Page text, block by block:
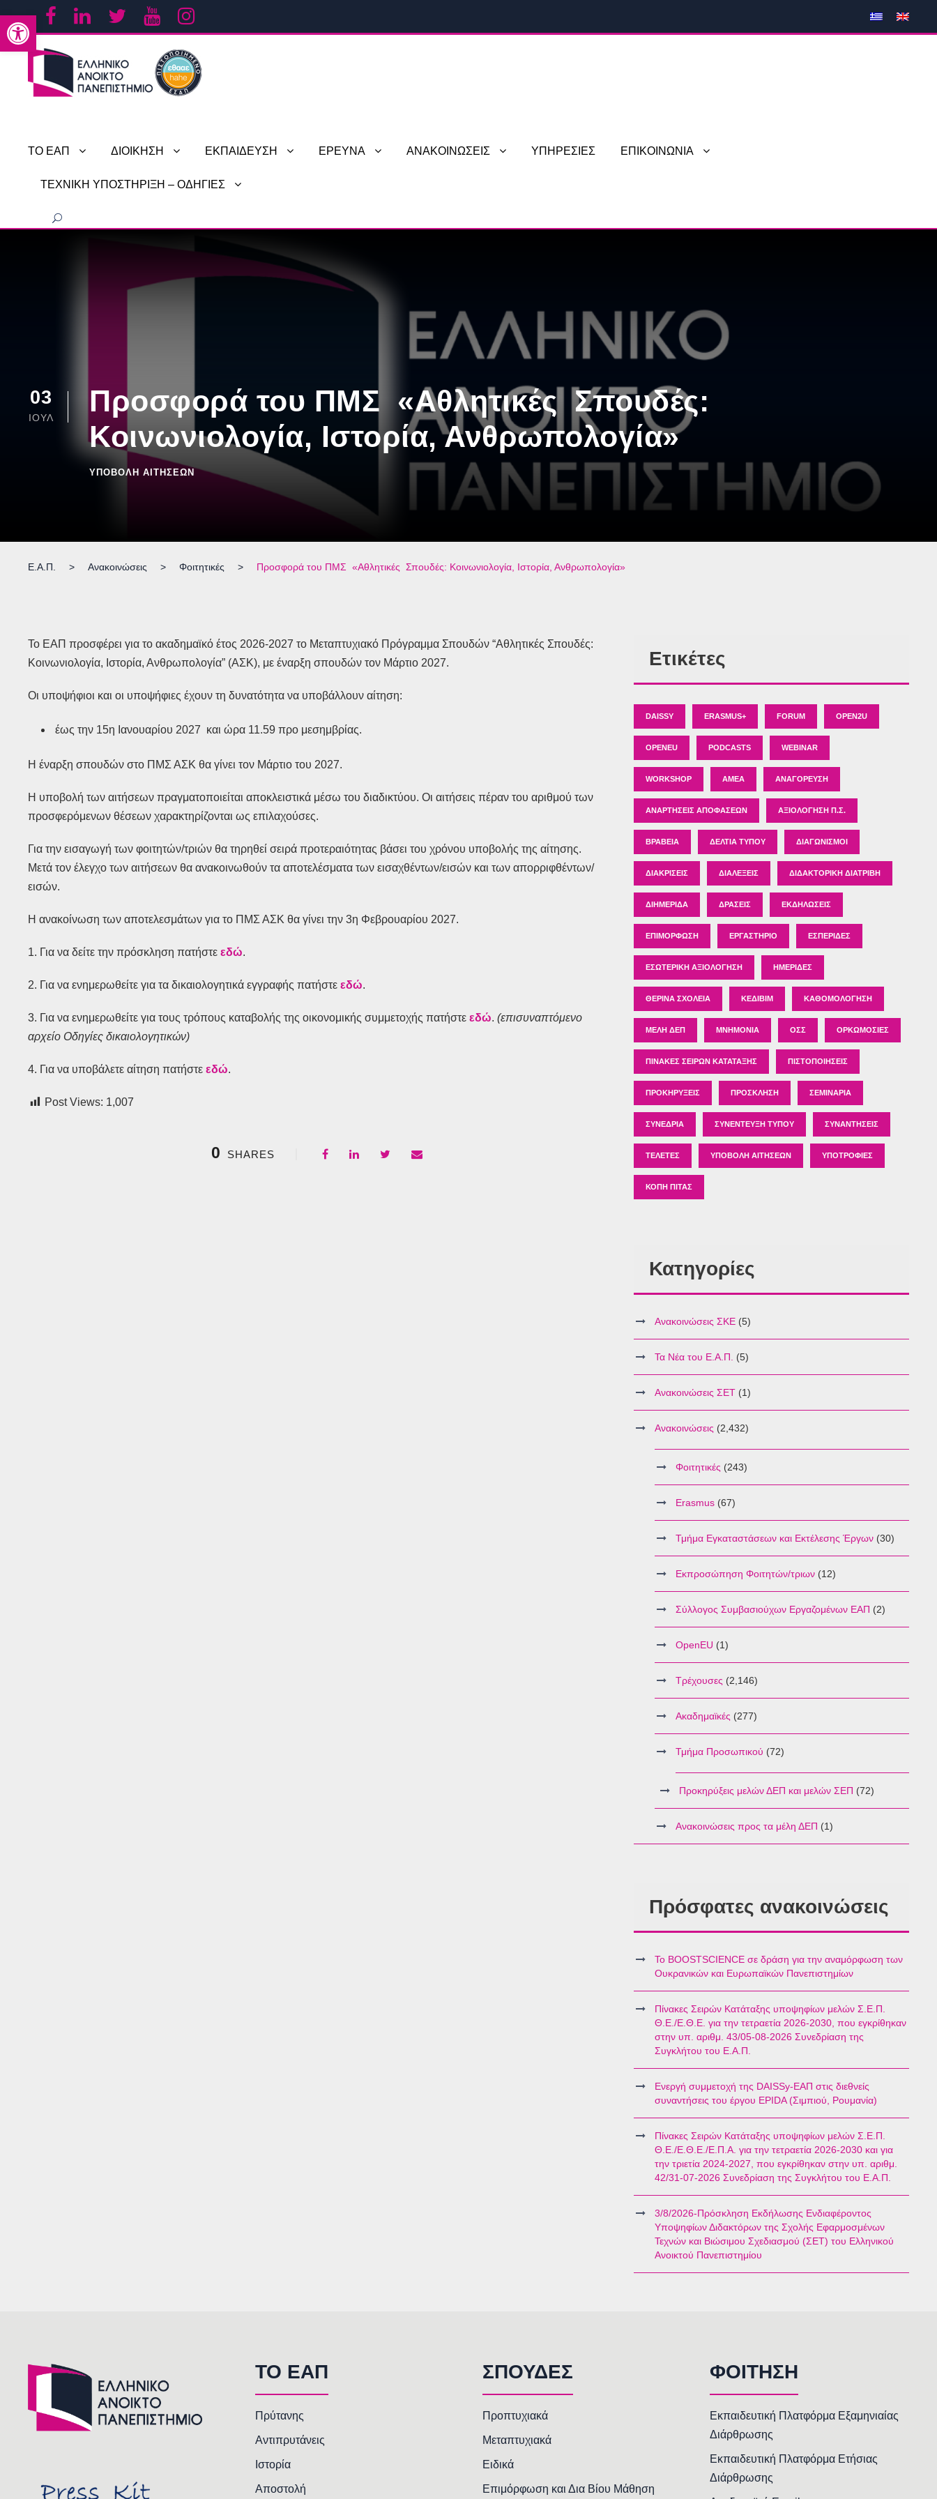
Ανοίξτε τη γραμμή εργαλείων
ΤΟ ΕΑΠ ΔΙΟΙΚΗΣΗ ΕΚΠΑΙΔΕΥΣΗ ΕΡΕΥΝΑ ΑΝΑΚΟΙΝΩΣΕΙΣ ΥΠΗΡΕΣΙΕΣ ΕΠΙΚΟΙΝΩΝΙΑ
ΤΕΧΝΙΚΗ ΥΠΟΣΤΗΡΙΞΗ – ΟΔΗΓΙΕΣ
03
ΙΟΎΛ
Προσφορά του ΠΜΣ «Αθλητικές Σπουδές:
Κοινωνιολογία, Ιστορία, Ανθρωπολογία»
ΥΠΟΒΟΛΉ ΑΙΤΉΣΕΩΝ
Ε.Α.Π. > Ανακοινώσεις > Φοιτητικές > Προσφορά του ΠΜΣ «Αθλητικές Σπουδές: Κοινωνιολογία, Ιστορία, Ανθρωπολογία»
Το ΕΑΠ προσφέρει για το ακαδημαϊκό έτος 2026-2027 το Μεταπτυχιακό Πρόγραμμα Σπουδών “Αθλητικές Σπουδές:
Κοινωνιολογία, Ιστορία, Ανθρωπολογία” (ΑΣΚ), με έναρξη σπουδών τον Μάρτιο 2027.
Οι υποψήφιοι και οι υποψήφιες έχουν τη δυνατότητα να υποβάλλουν αίτηση:
έως την 15η Ιανουαρίου 2027 και ώρα 11.59 προ μεσημβρίας.
Η έναρξη σπουδών στο ΠΜΣ ΑΣΚ θα γίνει τον Μάρτιο του 2027.
Η υποβολή των αιτήσεων πραγματοποιείται αποκλειστικά μέσω του διαδικτύου. Οι αιτήσεις πέραν του αριθμού των
προσφερόμενων θέσεων χαρακτηρίζονται ως επιλαχούσες.
Για την εισαγωγή των φοιτητών/τριών θα τηρηθεί σειρά προτεραιότητας βάσει του χρόνου υποβολής της αίτησης.
Μετά τον έλεγχο των αιτήσεων θα ανακοινωθούν τα αποτελέσματα των εισαχθέντων/εισών και των απορριφθέντων/
εισών.
Η ανακοίνωση των αποτελεσμάτων για το ΠΜΣ ΑΣΚ θα γίνει την 3η Φεβρουαρίου 2027.
1. Για να δείτε την πρόσκληση πατήστε εδώ.
2. Για να ενημερωθείτε για τα δικαιολογητικά εγγραφής πατήστε εδώ.
3. Για να ενημερωθείτε για τους τρόπους καταβολής της οικονομικής συμμετοχής πατήστε εδώ. (επισυναπτόμενο
αρχείο Οδηγίες δικαιολογητικών)
4. Για να υποβάλετε αίτηση πατήστε εδώ.
Post Views: 1,007
0 SHARES
Ετικέτες
DAISSY ERASMUS+ FORUM OPEN2U
OPENEU PODCASTS WEBINAR
WORKSHOP ΑΜΕΑ ΑΝΑΓΌΡΕΥΣΗ
ΑΝΑΡΤΉΣΕΙΣ ΑΠΟΦΆΣΕΩΝ ΑΞΙΟΛΌΓΗΣΗ Π.Σ.
ΒΡΑΒΕΊΑ ΔΕΛΤΊΑ ΤΎΠΟΥ ΔΙΑΓΩΝΙΣΜΟΊ
ΔΙΑΚΡΊΣΕΙΣ ΔΙΑΛΈΞΕΙΣ ΔΙΔΑΚΤΟΡΙΚΉ ΔΙΑΤΡΙΒΉ
ΔΙΗΜΕΡΊΔΑ ΔΡΆΣΕΙΣ ΕΚΔΗΛΏΣΕΙΣ
ΕΠΙΜΌΡΦΩΣΗ ΕΡΓΑΣΤΉΡΙΟ ΕΣΠΕΡΊΔΕΣ
ΕΣΩΤΕΡΙΚΉ ΑΞΙΟΛΌΓΗΣΗ ΗΜΕΡΊΔΕΣ
ΘΕΡΙΝΆ ΣΧΟΛΕΊΑ ΚΕΔΙΒΙΜ ΚΑΘΟΜΟΛΌΓΗΣΗ
ΜΈΛΗ ΔΕΠ ΜΝΗΜΌΝΙΑ ΟΣΣ ΟΡΚΩΜΟΣΊΕΣ
ΠΊΝΑΚΕΣ ΣΕΙΡΏΝ ΚΑΤΆΤΑΞΗΣ ΠΙΣΤΟΠΟΙΉΣΕΙΣ
ΠΡΟΚΗΡΎΞΕΙΣ ΠΡΌΣΚΛΗΣΗ ΣΕΜΙΝΆΡΙΑ
ΣΥΝΈΔΡΙΑ ΣΥΝΈΝΤΕΥΞΗ ΤΎΠΟΥ ΣΥΝΑΝΤΉΣΕΙΣ
ΤΕΛΕΤΈΣ ΥΠΟΒΟΛΉ ΑΙΤΉΣΕΩΝ ΥΠΟΤΡΟΦΊΕΣ
ΚΟΠΉ ΠΊΤΑΣ
Κατηγορίες
Ανακοινώσεις ΣΚΕ (5)
Τα Νέα του Ε.Α.Π. (5)
Ανακοινώσεις ΣΕΤ (1)
Ανακοινώσεις (2,432)
Φοιτητικές (243)
Erasmus (67)
Τμήμα Εγκαταστάσεων και Εκτέλεσης Έργων (30)
Εκπροσώπηση Φοιτητών/τριων (12)
Σύλλογος Συμβασιούχων Εργαζομένων ΕΑΠ (2)
OpenEU (1)
Τρέχουσες (2,146)
Ακαδημαϊκές (277)
Τμήμα Προσωπικού (72)
Προκηρύξεις μελών ΔΕΠ και μελών ΣΕΠ (72)
Ανακοινώσεις προς τα μέλη ΔΕΠ (1)
Πρόσφατες ανακοινώσεις
Το BOOSTSCIENCE σε δράση για την αναμόρφωση των
Ουκρανικών και Ευρωπαϊκών Πανεπιστημίων
Πίνακες Σειρών Κατάταξης υποψηφίων μελών Σ.Ε.Π.
Θ.Ε./Ε.Θ.Ε. για την τετραετία 2026-2030, που εγκρίθηκαν
στην υπ. αριθμ. 43/05-08-2026 Συνεδρίαση της
Συγκλήτου του Ε.Α.Π.
Ενεργή συμμετοχή της DAISSy-ΕΑΠ στις διεθνείς
συναντήσεις του έργου EPIDA (Σιμπιού, Ρουμανία)
Πίνακες Σειρών Κατάταξης υποψηφίων μελών Σ.Ε.Π.
Θ.Ε./Ε.Θ.Ε./Ε.Π.Α. για την τετραετία 2026-2030 και για
την τριετία 2024-2027, που εγκρίθηκαν στην υπ. αριθμ.
42/31-07-2026 Συνεδρίαση της Συγκλήτου του Ε.Α.Π.
3/8/2026-Πρόσκληση Εκδήλωσης Ενδιαφέροντος
Υποψηφίων Διδακτόρων της Σχολής Εφαρμοσμένων
Τεχνών και Βιώσιμου Σχεδιασμού (ΣΕΤ) του Ελληνικού
Ανοικτού Πανεπιστημίου
TO EAΠ
Πρύτανης
Αντιπρυτάνεις
Ιστορία
Αποστολή
ΣΠΟΥΔΕΣ
Προπτυχιακά
Μεταπτυχιακά
Ειδικά
Επιμόρφωση και Δια Βίου Μάθηση
ΦΟΙΤΗΣΗ
Εκπαιδευτική Πλατφόρμα Εξαμηνιαίας
Διάρθρωσης
Εκπαιδευτική Πλατφόρμα Ετήσιας
Διάρθρωσης